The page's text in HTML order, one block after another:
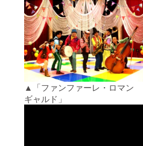
▲「ファンファーレ・ロマン
ギャルド」